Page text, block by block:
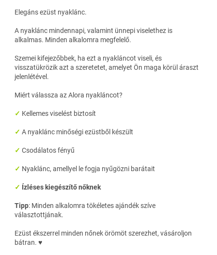
Elegáns ezüst nyaklánc.
A nyaklánc mindennapi, valamint ünnepi viselethez is
alkalmas. Minden alkalomra megfelelő.
Szemei kifejezőbbek, ha ezt a nyakláncot viseli, és
visszatükrözik azt a szeretetet, amelyet Ön maga körül áraszt
jelenlétével.
Miért válassza az Alora nyakláncot?
✓ Kellemes viselést biztosít
✓ A nyaklánc minőségi ezüstből készült
✓ Csodálatos fényű
✓ Nyaklánc, amellyel le fogja nyűgözni barátait
✓ Ízléses kiegészítő nőknek
Tipp: Minden alkalomra tökéletes ajándék szíve
választottjának.
Ezüst ékszerrel minden nőnek örömöt szerezhet, vásároljon
bátran. ♥